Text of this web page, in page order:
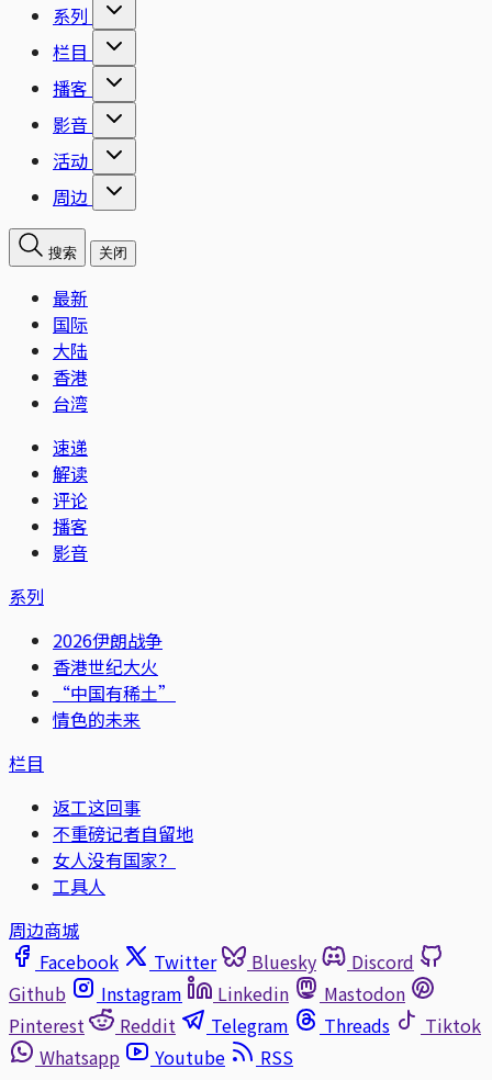
系列
栏目
播客
影音
活动
周边
搜索 关闭
最新
国际
大陆
香港
台湾
速递
解读
评论
播客
影音
系列
2026伊朗战争
香港世纪大火
“中国有稀土”
情色的未来
栏目
返工这回事
不重磅记者自留地
女人没有国家？
工具人
周边商城
Facebook
Twitter Bluesky
Discord
Github
Instagram Linkedin
Mastodon
Pinterest
Reddit Telegram Threads
Tiktok
Whatsapp
Youtube
RSS